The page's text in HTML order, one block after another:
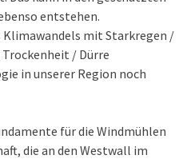
entstehen.
Klimawandels mit Starkregen /
/ Dürre
in unserer Region noch
für die Windmühlen
die an den Westwall im